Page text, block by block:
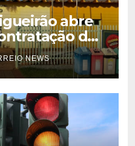
abre
de
NEWS